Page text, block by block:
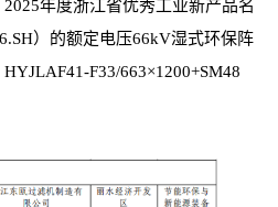
年度浙江省优秀工业新产品名
）的额定电压66kV湿式环保阵
F33/663×1200+SM48